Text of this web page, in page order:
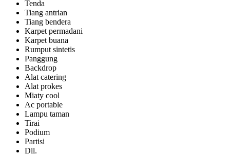
Tenda
Tiang antrian
Tiang bendera
Karpet permadani
Karpet buana
Rumput sintetis
Panggung
Backdrop
Alat catering
Alat prokes
Miaty cool
Ac portable
Lampu taman
Tirai
Podium
Partisi
Dll.